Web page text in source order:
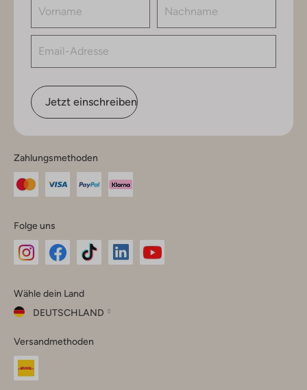
Jetzt einschreiben
Zahlungsmethoden
Folge uns
Instagram
Facebook
TikTok
Wähle dein Land
DEUTSCHLAND
dein
Land
Versandmethoden